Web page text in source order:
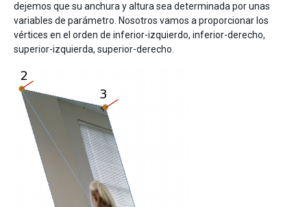
dejemos que su anchura y altura sea determinada por unas
variables de parámetro. Nosotros vamos a proporcionar los
vértices en el orden de inferior-izquierdo, inferior-derecho,
superior-izquierda, superior-derecho.